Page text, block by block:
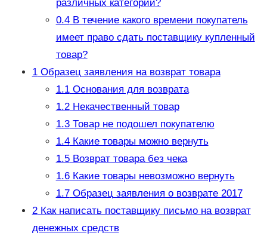
различных категорий?
0.4В течение какого времени покупатель
имеет право сдать поставщику купленный
товар?
1Образец заявления на возврат товара
1.1Основания для возврата
1.2Некачественный товар
1.3Товар не подошел покупателю
1.4Какие товары можно вернуть
1.5Возврат товара без чека
1.6Какие товары невозможно вернуть
1.7Образец заявления о возврате 2017
2Как написать поставщику письмо на возврат
денежных средств